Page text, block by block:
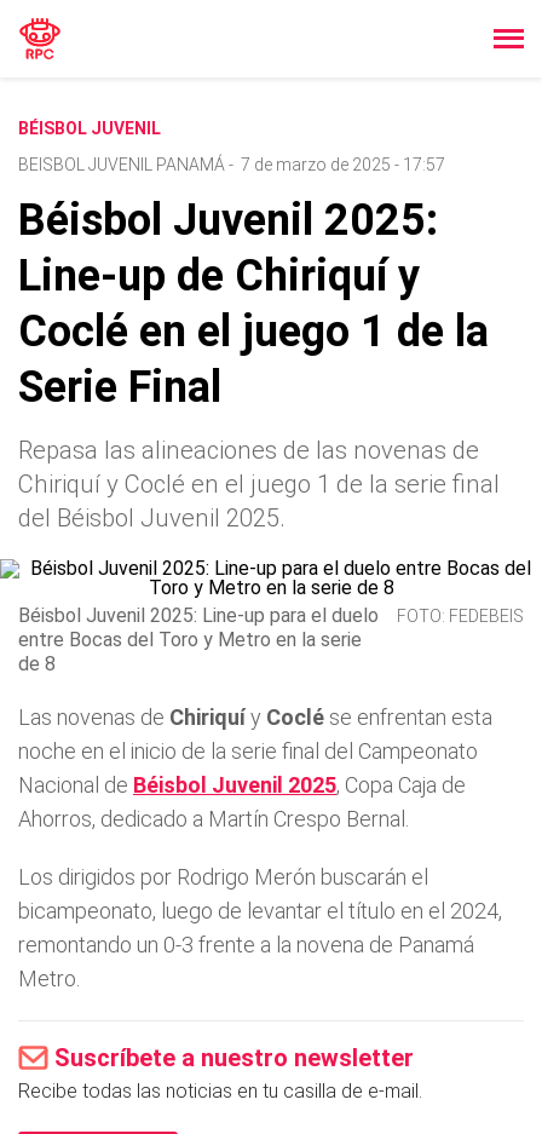
BÉISBOL JUVENIL
BEISBOL JUVENIL PANAMÁ - 7 de marzo de 2025 - 17:57
Béisbol Juvenil 2025:
Line-up de Chiriquí y
Coclé en el juego 1 de la
Serie Final
Repasa las alineaciones de las novenas de
Chiriquí y Coclé en el juego 1 de la serie final
del Béisbol Juvenil 2025.
Béisbol Juvenil 2025: Line-up para el duelo
entre Bocas del Toro y Metro en la serie
de 8
FOTO: FEDEBEIS
Las novenas de Chiriquíy Coclé se enfrentan esta
noche en el inicio de la serie final del Campeonato
Nacional de Béisbol Juvenil 2025, Copa Caja de
Ahorros, dedicado a Martín Crespo Bernal.
Los dirigidos por Rodrigo Merón buscarán el
bicampeonato, luego de levantar el título en el 2024,
remontando un 0-3 frente a la novena de Panamá
Metro.
Suscríbete a nuestro newsletter
Recibe todas las noticias en tu casilla de e-mail.